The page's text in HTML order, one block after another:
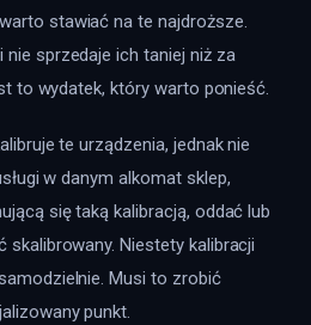
stawiać na te najdroższe.
sprzedaje ich taniej niż za
to wydatek, który warto ponieść.
te urządzenia, jednak nie
w danym alkomat sklep,
się taką kalibracją, oddać lub
skalibrowany. Niestety kalibracji
Musi to zrobić
punkt.